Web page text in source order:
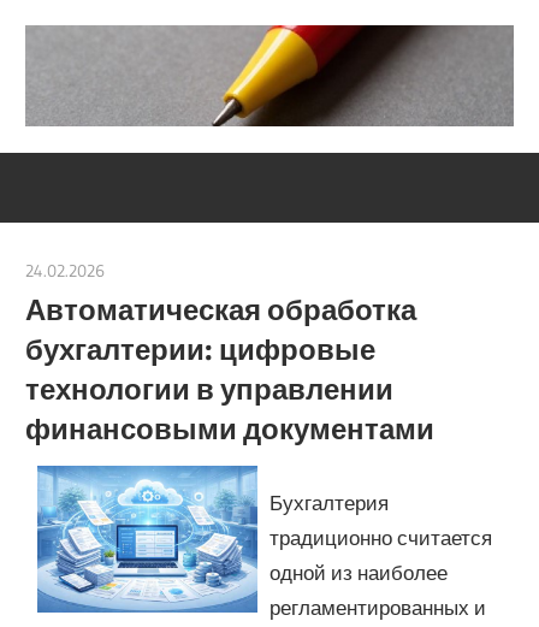
24.02.2026
Автоматическая обработка
бухгалтерии: цифровые
технологии в управлении
финансовыми документами
Бухгалтерия
традиционно считается
одной из наиболее
регламентированных и